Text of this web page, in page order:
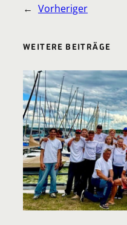
← Vorheriger
WEITERE BEITRÄGE